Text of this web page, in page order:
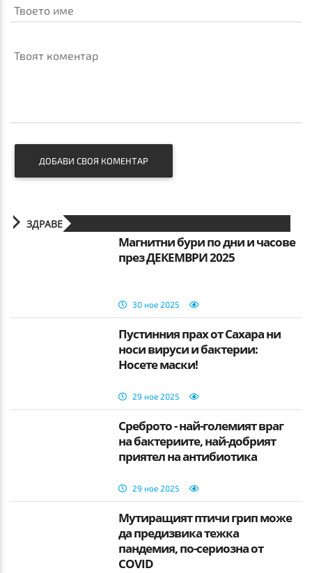
Твоето име
Твоят коментар
ДОБАВИ СВОЯ КОМЕНТАР
ЗДРАВЕ
Магнитни бури по дни и часове
през ДЕКЕМВРИ 2025
30 ное 2025
Пустинния прах от Сахара ни
носи вируси и бактерии:
Носете маски!
29 ное 2025
Среброто - най-големият враг
на бактериите, най-добрият
приятел на антибиотика
29 ное 2025
Мутиращият птичи грип може
да предизвика тежка
пандемия, по-сериозна от
COVID